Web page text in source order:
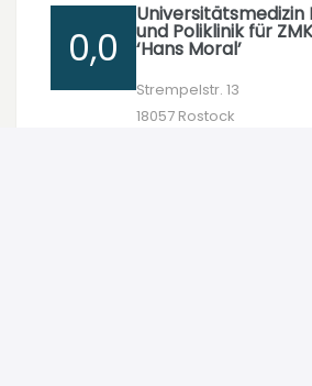
0,0
Universitätsmedizin
und Poliklinik für
‘Hans Moral’
Strempelstr. 13
18057 Rostock